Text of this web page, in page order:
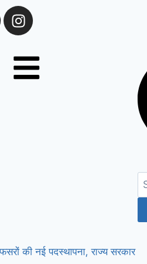
की नई पदस्थापना, राज्य सरकार